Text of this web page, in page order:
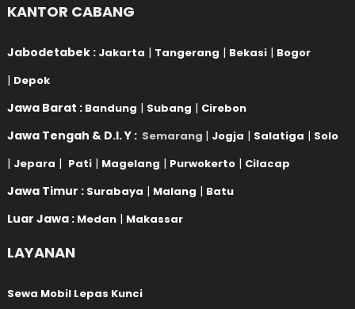
KANTOR CABANG
Jabodetabek : Jakarta | Tangerang | Bekasi | Bogor
| Depok
Jawa Barat : Bandung | Subang | Cirebon
Jawa Tengah & D.I. Y : Semarang | Jogja | Salatiga | Solo
| Jepara | Pati | Magelang | Purwokerto | Cilacap
Jawa Timur : Surabaya | Malang | Batu
Luar Jawa : Medan | Makassar
LAYANAN
Sewa Mobil Lepas Kunci